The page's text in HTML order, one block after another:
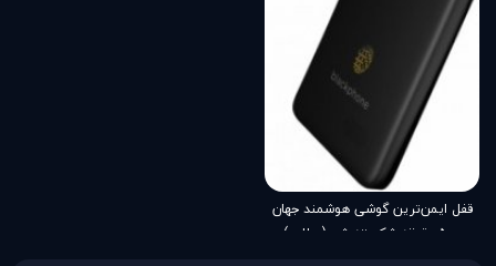
قفل ایمن‌ترین گوشی هوشمند جهان